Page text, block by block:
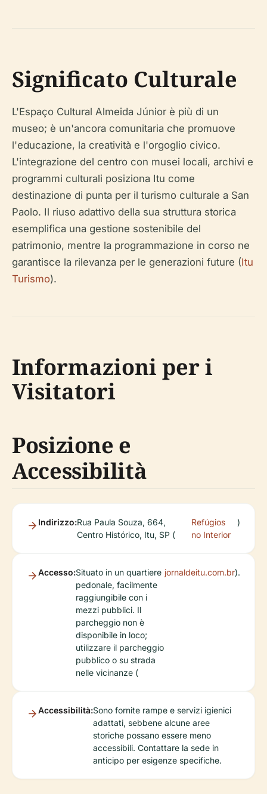
Significato Culturale
L'Espaço Cultural Almeida Júnior è più di un
museo; è un'ancora comunitaria che promuove
l'educazione, la creatività e l'orgoglio civico.
L'integrazione del centro con musei locali, archivi e
programmi culturali posiziona Itu come
destinazione di punta per il turismo culturale a San
Paolo. Il riuso adattivo della sua struttura storica
esemplifica una gestione sostenibile del
patrimonio, mentre la programmazione in corso ne
garantisce la rilevanza per le generazioni future (Itu
Turismo).
Informazioni per i
Visitatori
Posizione e
Accessibilità
Indirizzo:Rua Paula Souza, 664,
Centro Histórico, Itu, SP (
Refúgios
no Interior
)
Accesso:Situato in un quartiere
pedonale, facilmente
raggiungibile con i
mezzi pubblici. Il
parcheggio non è
disponibile in loco;
utilizzare il parcheggio
pubblico o su strada
nelle vicinanze (
jornaldeitu.com.br).
Accessibilità:Sono fornite rampe e servizi igienici
adattati, sebbene alcune aree
storiche possano essere meno
accessibili. Contattare la sede in
anticipo per esigenze specifiche.